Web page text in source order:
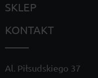
SKLEP
KONTAKT
Al. Piłsudskiego 37